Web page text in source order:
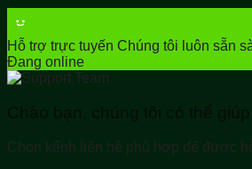
Hỗ trợ trực tuyến Chúng tôi luôn sẵn
Đang online
Chào bạn, chúng tôi có thể
Chọn kênh liên hệ phù hợp để được